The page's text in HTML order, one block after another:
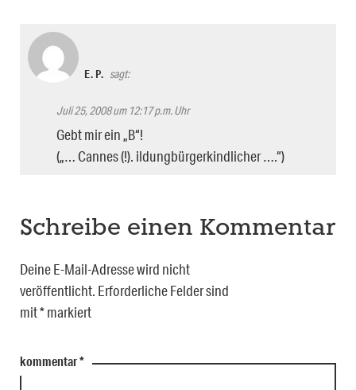
E. P. sagt:
Juli 25, 2008 um 12:17 p.m. Uhr
Gebt mir ein „B“!
(„… Cannes (!). ildungbürgerkindlicher ….“)
Schreibe einen Kommentar
Deine E-Mail-Adresse wird nicht
veröffentlicht. Erforderliche Felder sind
mit*markiert
kommentar*